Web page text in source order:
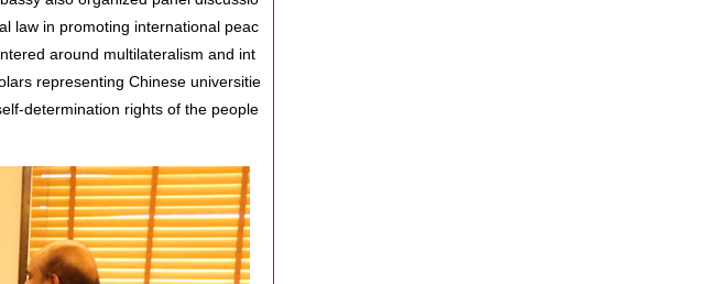
law in promoting international peac
around multilateralism and int
representing Chinese universitie
determination rights of the people